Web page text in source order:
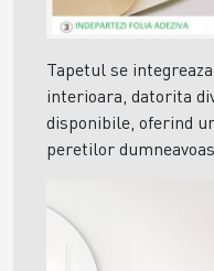
Tapetul se
interioara, datorita
disponibile, oferind
peretilor